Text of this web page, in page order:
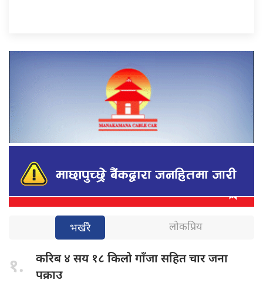
भर्खरै लोकप्रिय
१. करिब ४ सय १८ किलो गाँजा सहित चार जना
पक्राउ